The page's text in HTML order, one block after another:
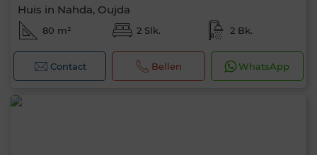
Huis in Nahda, Oujda
80 m² 2 Slk. 2 Bk.
Contact Bellen WhatsApp